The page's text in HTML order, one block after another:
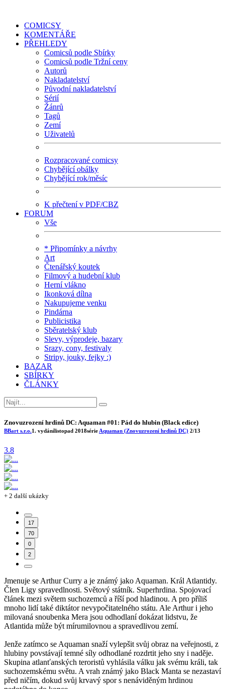
COMICSY
KOMENTÁŘE
PŘEHLEDY
Comicsů podle Sbírky
Comicsů podle Tržní ceny
Autorů
Nakladatelství
Původní nakladatelství
Sérií
Žánrů
Tagů
Zemí
Uživatelů
Rozpracované comicsy
Chybějící obálky
Chybějící rok/měsíc
K přečtení v PDF/CBZ
FORUM
Vše
* Připomínky a návrhy
Art
Čtenářský koutek
Filmový a hudební klub
Herní vlákno
Ikonková dílna
Nakupujeme venku
Pindárna
Publicistika
Sběratelský klub
Slevy, výprodeje, bazary
Srazy, cony, festivaly
Stripy, jouky, fejky :)
BAZAR
SBÍRKY
ČLÁNKY
Znovuzrození hrdinů DC: Aquaman #01: Pád do hlubin (Black edice)
BBart s.r.o.1. vydánílistopad 2018série Aquaman (Znovuzrození hrdinů DC) 2/13
3.8
+ 2 další ukázky
17
70
0
2
Jmenuje se Arthur Curry a je známý jako Aquaman. Král Atlantidy.
Člen Ligy spravedlnosti. Světový státník. Superhrdina. Spojovací
článek mezi světem suchozemců a říší pod hladinou. A pro příliš
mnoho lidí také diktátor nevypočitatelného státu. Ale Arthur i jeho
milovaná snoubenka Mera jsou odhodlaní dokázat lidstvu, že
Atlantida může být mírumilovnou a spravedlivou zemí.
Jenže zatímco se Aquaman snaží vylepšit svůj obraz na veřejnosti, z
hlubiny povstávají temné síly odhodlané rozdrtit jeho sny i naděje.
Skupina atlanťanských teroristů vyhlásila válku jak svému králi, tak
suchozemskému světu. A vrah známý jako Black Manta se nezastaví
před ničím, dokud svůj krvavý spor s nenáviděným hrdinou